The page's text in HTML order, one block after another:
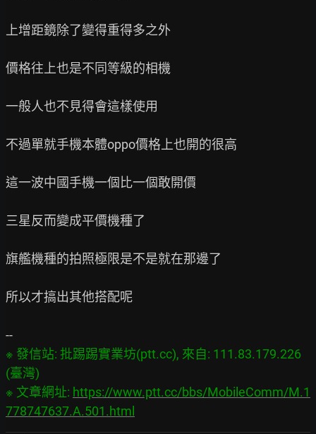
上增距鏡除了變得重得多之外
價格往上也是不同等級的相機
一般人也不見得會這樣使用
不過單就手機本體oppo價格上也開的很高
這一波中國手機一個比一個敢開價
三星反而變成平價機種了
旗艦機種的拍照極限是不是就在那邊了
所以才搞出其他搭配呢
※ 發信站: 批踢踢實業坊(ptt.cc), 來自: 111.83.179.226
(臺灣)
※ 文章網址: https://www.ptt.cc/bbs/MobileComm/M.1
778747637.A.501.html